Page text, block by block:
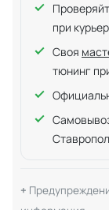
при
Своя
тюнинг